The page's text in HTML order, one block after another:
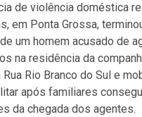
de violência doméstica
em Ponta Grossa,
um homem acusado de
na residência da
Rua Rio Branco do Sul e
após familiares
da chegada dos agentes.